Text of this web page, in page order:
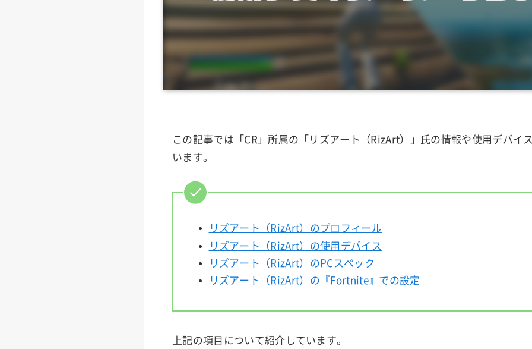
この記事では「CR」所属の「リズアート（RizArt）」氏の情報や使用デバイ
います。
リズアート（RizArt）のプロフィール
リズアート（RizArt）の使用デバイス
リズアート（RizArt）のPCスペック
リズアート（RizArt）の『Fortnite』での設定
上記の項目について紹介しています。